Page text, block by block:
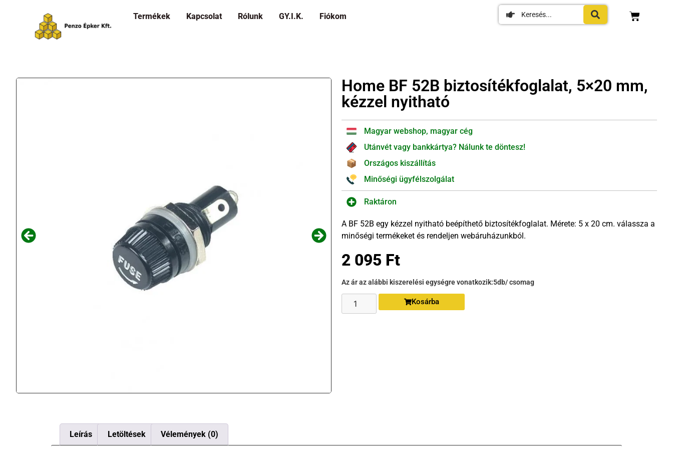
Termékek Kapcsolat Rólunk GY.I.K. Fiókom
Home BF 52B biztosítékfoglalat, 5×20 mm,
kézzel nyitható
Magyar webshop, magyar cég
Utánvét vagy bankkártya? Nálunk te döntesz!
Országos kiszállítás
Minőségi ügyfélszolgálat
Raktáron
A BF 52B egy kézzel nyitható beépíthető biztosítékfoglalat. Mérete: 5 x 20 cm. válassza a
minőségi termékeket és rendeljen webáruházunkból.
2 095 Ft
Az ár az alábbi kiszerelési egységre vonatkozik:5db/ csomag
Kosárba
Leírás Letöltések Vélemények (0)